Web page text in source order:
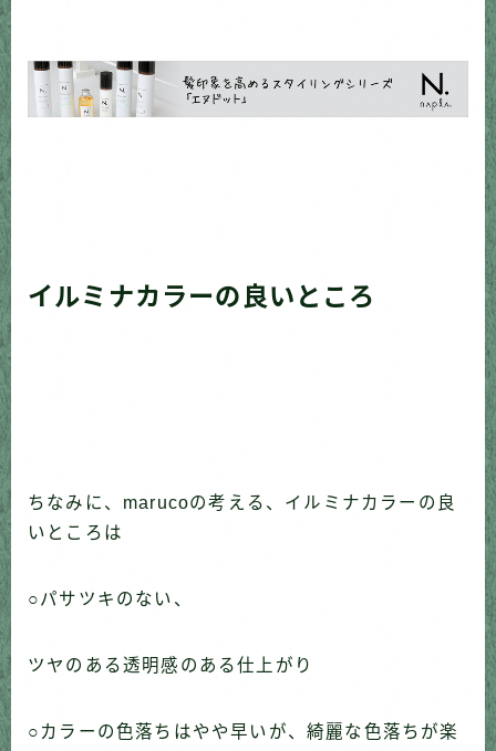
イルミナカラーの良いところ
ちなみに、marucoの考える、イルミナカラーの良
いところは
○パサツキのない、
ツヤのある透明感のある仕上がり
○カラーの色落ちはやや早いが、綺麗な色落ちが楽